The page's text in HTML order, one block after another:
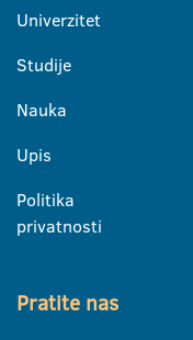
Univerzitet
Studije
Nauka
Upis
Politika
privatnosti
Pratite nas